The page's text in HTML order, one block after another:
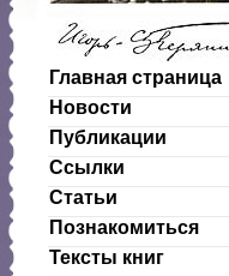
Главная страница
Новости
Публикации
Ссылки
Статьи
Познакомиться
Тексты книг